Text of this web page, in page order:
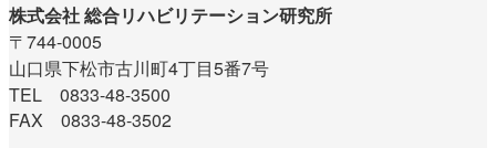
株式会社 総合リハビリテーション研究所
〒744-0005
山口県下松市古川町4丁目5番7号
TEL 0833-48-3500
FAX 0833-48-3502